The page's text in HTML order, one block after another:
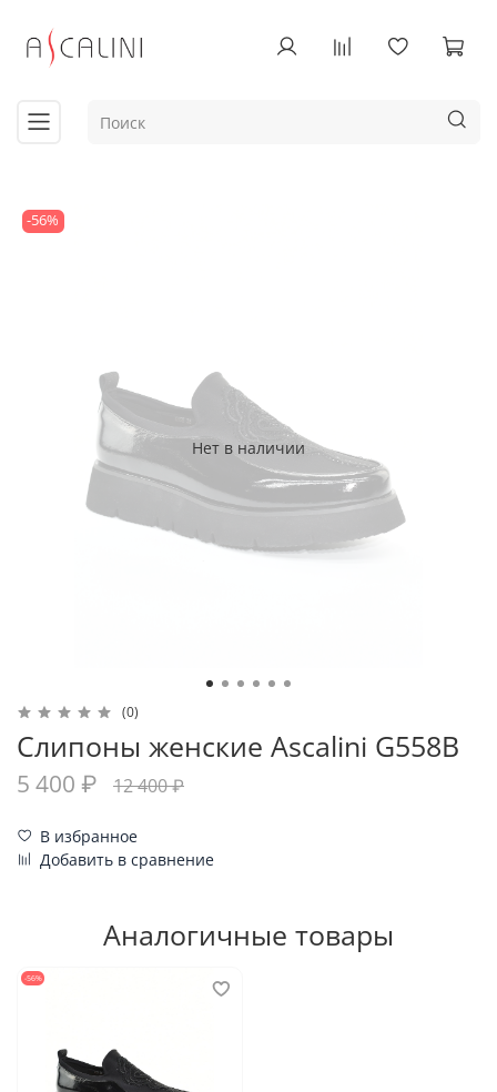
Нет в наличии
-56%
(0)
Слипоны женские Ascalini G558B
5 400 ₽ 12 400 ₽
В избранное
Добавить в сравнение
Аналогичные товары
-56%